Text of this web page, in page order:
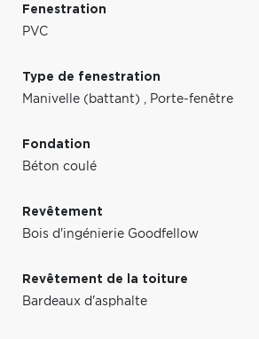
Fenestration
PVC
Type de fenestration
Manivelle (battant) , Porte-fenêtre
Fondation
Béton coulé
Revêtement
Bois d'ingénierie Goodfellow
Revêtement de la toiture
Bardeaux d'asphalte